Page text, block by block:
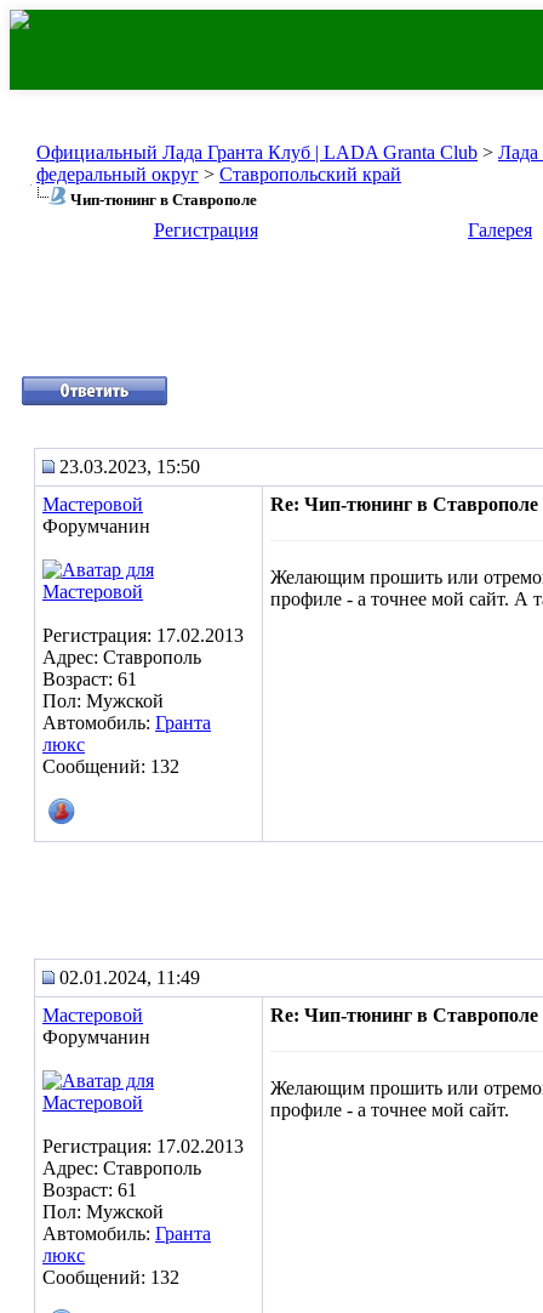
Официальный Лада Гранта Клуб | LADA Granta Club > Лада
федеральный округ > Ставропольский край
Чип-тюнинг в Ставрополе
Регистрация Галерея
23.03.2023, 15:50
Мастеровой
Форумчанин
Регистрация: 17.02.2013
Адрес: Ставрополь
Возраст: 61
Пол: Мужской
Автомобиль: Гранта
люкс
Сообщений: 132
Re: Чип-тюнинг в Ставрополе
Желающим прошить или
профиле - а точнее мой сайт. А
02.01.2024, 11:49
Мастеровой
Форумчанин
Регистрация: 17.02.2013
Адрес: Ставрополь
Возраст: 61
Пол: Мужской
Автомобиль: Гранта
люкс
Сообщений: 132
Re: Чип-тюнинг в Ставрополе
Желающим прошить или
профиле - а точнее мой сайт.